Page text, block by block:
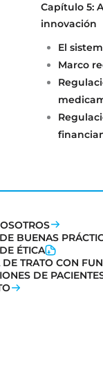
Capítulo 5:
innovación
El
Marco
BUENAS
ÉTICA
DE TRATO CON
DE